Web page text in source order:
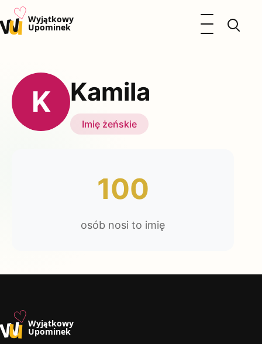
u♡Wyjątkowy
Upominek
Otwórz menu
Kalendarz Imienin
Kobieta
Okazje
Katalog prezentów
K Kamila
Imię żeńskie
100
osób nosi to imię
u♡Wyjątkowy
Upominek